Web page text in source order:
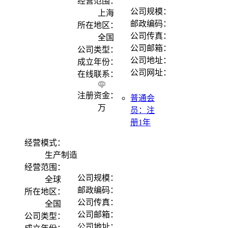
上海
所在地区：
全国
公司类型：
成立年份：
在线联系：
注册资金：
万
公司规模：
邮政编码：
公司传真：
公司邮箱：
公司地址：
公司网址：
普通会
员：注
册1年
经营模式：
生产制造
经营范围：
全球
所在地区：
全国
公司类型：
公司规模：
邮政编码：
公司传真：
公司邮箱：